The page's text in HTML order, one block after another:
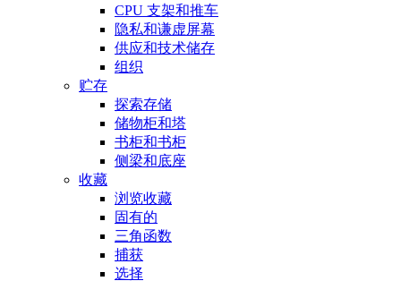
CPU 支架和推车
隐私和谦虚屏幕
供应和技术储存
组织
贮存
探索存储
储物柜和塔
书柜和书柜
侧梁和底座
收藏
浏览收藏
固有的
三角函数
捕获
选择